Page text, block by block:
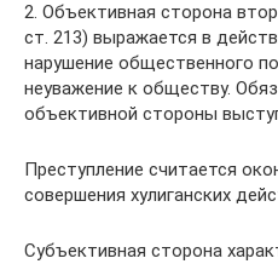
2. Объективная сторона
ст. 213) выражается в
нарушение общественного
неуважение к обществу.
объективной стороны
Преступление считается
совершения хулиганских
Субъективная сторона